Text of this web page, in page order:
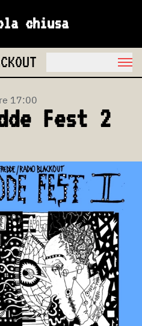
chiusa
17:00
Fest 2